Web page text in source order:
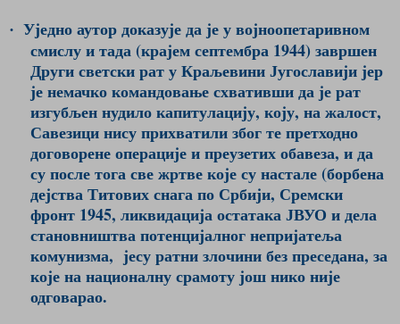
· Уједно аутор доказује да је у војноопетаривном
смислу и тада (крајем септембра 1944) завршен
Други светски рат у Краљевини Југославији јер
је немачко командовање схвативши да је рат
изгубљен нудило капитулацију, коју, на жалост,
Савезици нису прихватили због те претходно
договорене операције и преузетих обавеза, и да
су после тога све жртве које су настале (борбена
дејства Титових снага по Србији, Сремски
фронт 1945, ликвидација остатака ЈВУО и дела
становништва потенцијалног непријатеља
комунизма, јесу ратни злочини без преседана, за
које на националну срамоту још нико није
одговарао.